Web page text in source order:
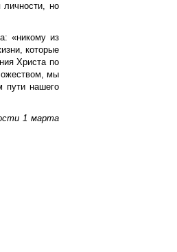
личности, но
«никому из
которые
Христа по
мы
пути нашего
1 марта